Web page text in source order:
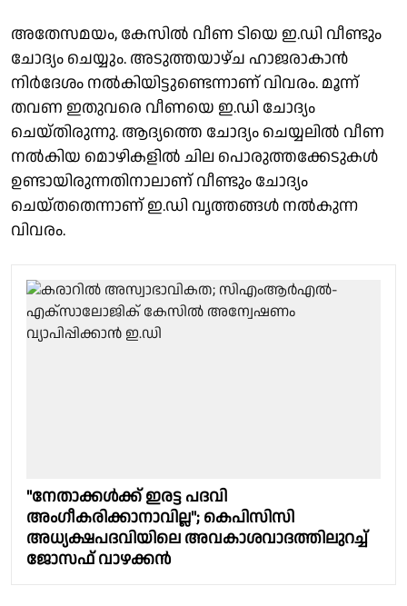
അതേസമയം, കേസിൽ വീണ ടിയെ ഇ.ഡി വീണ്ടും
ചോദ്യം ചെയ്യും. അടുത്തയാഴ്ച ഹാജരാകാൻ
നിർദേശം നൽകിയിട്ടുണ്ടെന്നാണ് വിവരം. മൂന്ന്
തവണ ഇതുവരെ വീണയെ ഇ.ഡി ചോദ്യം
ചെയ്തിരുന്നു. ആദ്യത്തെ ചോദ്യം ചെയ്യലിൽ വീണ
നൽകിയ മൊഴികളിൽ ചില പൊരുത്തക്കേടുകൾ
ഉണ്ടായിരുന്നതിനാലാണ് വീണ്ടും ചോദ്യം
ചെയ്തതെന്നാണ് ഇ.ഡി വൃത്തങ്ങൾ നൽകുന്ന
വിവരം.
"നേതാക്കൾക്ക് ഇരട്ട പദവി
അംഗീകരിക്കാനാവില്ല"; കെപിസിസി
അധ്യക്ഷപദവിയിലെ അവകാശവാദത്തിലുറച്ച്
ജോസഫ് വാഴക്കൻ